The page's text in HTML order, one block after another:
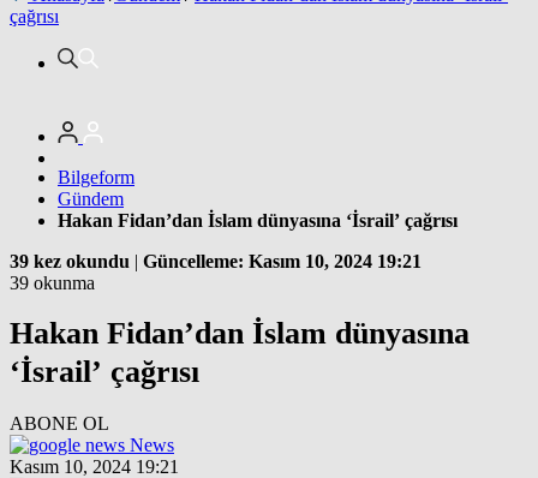
çağrısı
Bilgeform
Gündem
Hakan Fidan’dan İslam dünyasına ‘İsrail’ çağrısı
39 kez okundu | Güncelleme: Kasım 10, 2024 19:21
39 okunma
Hakan Fidan’dan İslam dünyasına
‘İsrail’ çağrısı
ABONE OL
News
Kasım 10, 2024 19:21